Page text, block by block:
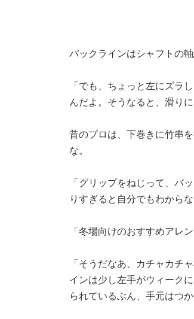
バックラインはシャフトの
「でも、ちょっと左にズラ
んだよ。そうなると、滑り
昔のプロは、下巻きに竹串
な。
「グリップをねじって、バ
りすぎると自分でもわから
「冬場向けのおすすめアレ
「そうだなあ、カチャカチ
インは少し左手がウィーク
られているぶん、手元はつ